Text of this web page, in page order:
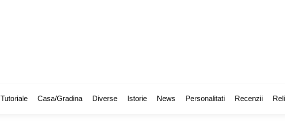
Tutoriale Casa/Gradina Diverse Istorie News Personalitati Recenzii